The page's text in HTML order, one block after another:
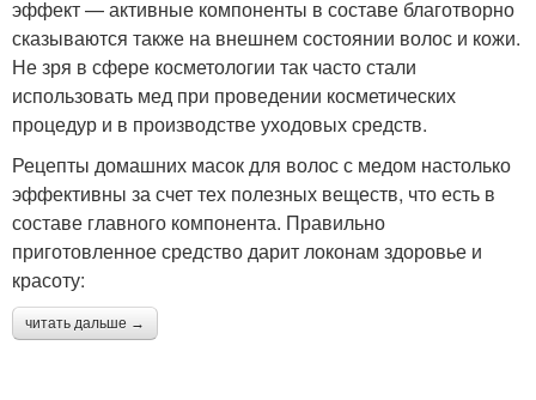
эффект — активные компоненты в составе благотворно
сказываются также на внешнем состоянии волос и кожи.
Не зря в сфере косметологии так часто стали
использовать мед при проведении косметических
процедур и в производстве уходовых средств.
Рецепты домашних масок для волос с медом настолько
эффективны за счет тех полезных веществ, что есть в
составе главного компонента. Правильно
приготовленное средство дарит локонам здоровье и
красоту:
читать дальше →